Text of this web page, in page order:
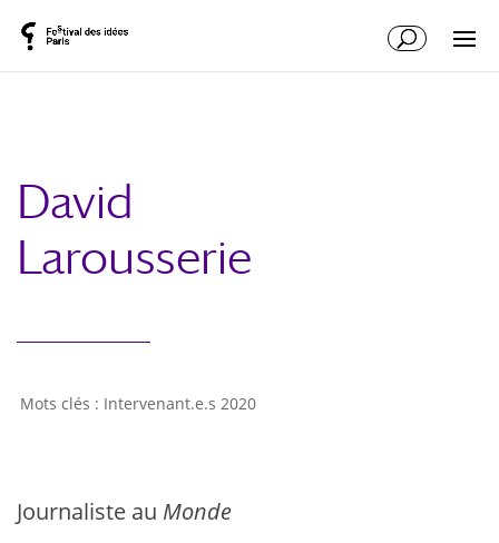
David
Larousserie
Intervenant.e.s 2020
Journaliste au Monde